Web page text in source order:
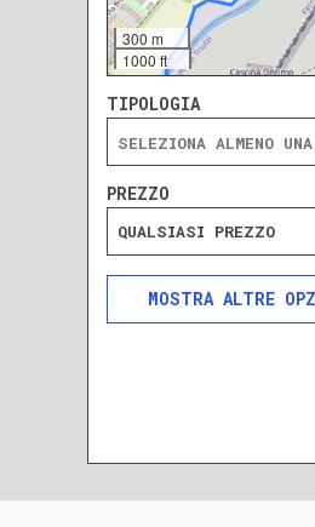
300 m
1000 ft
TIPOLOGIA
PREZZO
QUALSIASI PREZZO
ALTRE